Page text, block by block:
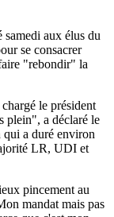
aux élus du
se consacrer
"rebondir" la
le président
plein", a déclaré le
qui a duré environ
LR, UDI et
pincement au
mandat mais pas